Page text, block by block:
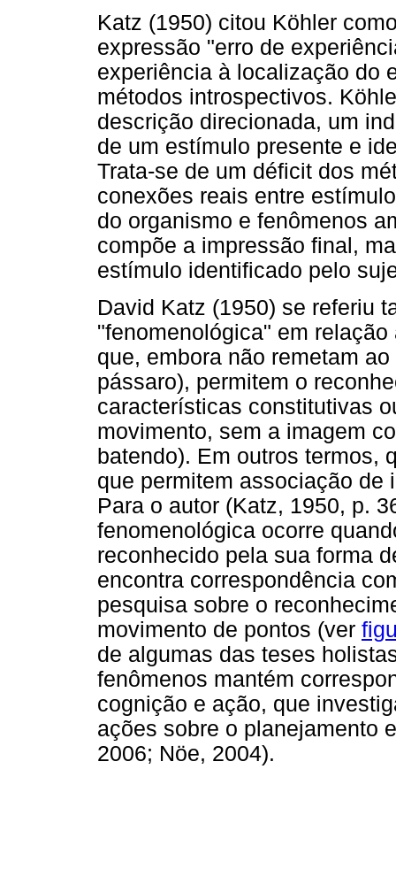
Katz (1950) citou Köhler
expressão "erro de
experiência à localização do
métodos introspectivos.
descrição direcionada, um
de um estímulo presente e
Trata-se de um déficit dos
conexões reais entre
do organismo e fenômenos
compõe a impressão final,
estímulo identificado pelo
David Katz (1950) se referiu
"fenomenológica" em
que, embora não remetam
pássaro), permitem o
características constitutivas
movimento, sem a imagem
batendo). Em outros termos,
que permitem associação
Para o autor (Katz, 1950, p.
fenomenológica ocorre
reconhecido pela sua forma
encontra correspondência
pesquisa sobre o
movimento de pontos (ver
de algumas das teses
fenômenos mantém
cognição e ação, que
ações sobre o planejamento
2006; Nöe, 2004).